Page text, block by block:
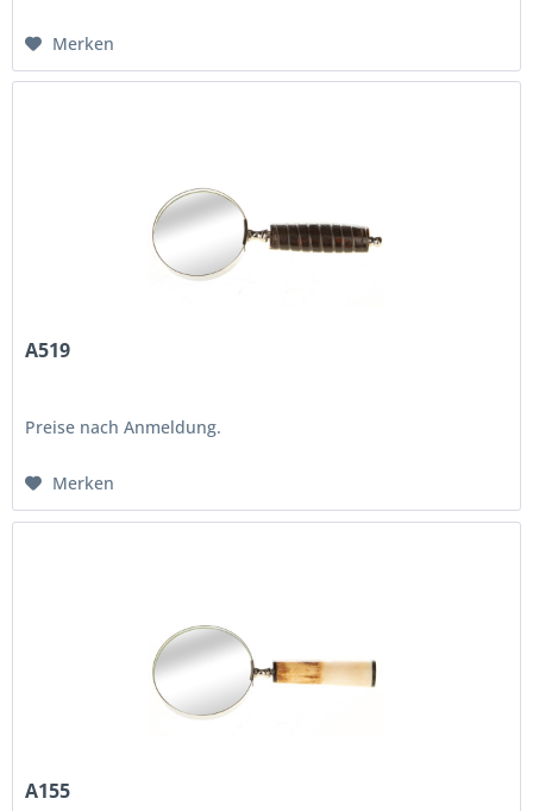
Merken
A519
Preise nach Anmeldung.
Merken
A155